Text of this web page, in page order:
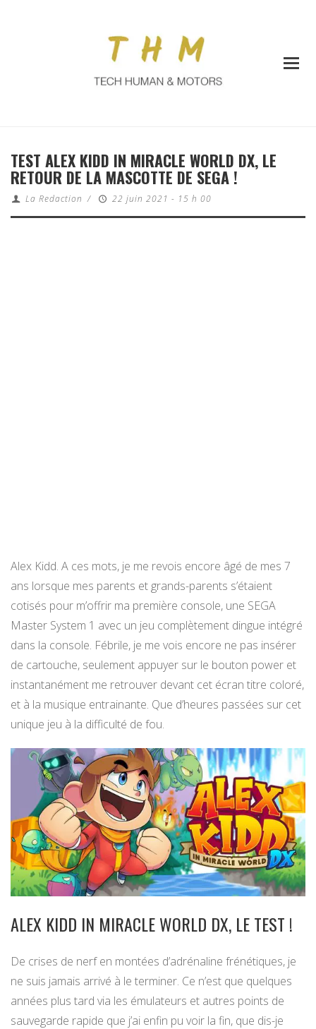
TEST ALEX KIDD IN MIRACLE WORLD DX, LE
RETOUR DE LA MASCOTTE DE SEGA !
La Redaction / 22 juin 2021 - 15 h 00
Alex Kidd. A ces mots, je me revois encore âgé de mes 7
ans lorsque mes parents et grands-parents s’étaient
cotisés pour m’offrir ma première console, une SEGA
Master System 1 avec un jeu complètement dingue intégré
dans la console. Fébrile, je me vois encore ne pas insérer
de cartouche, seulement appuyer sur le bouton power et
instantanément me retrouver devant cet écran titre coloré,
et à la musique entrainante. Que d’heures passées sur cet
unique jeu à la difficulté de fou.
ALEX KIDD IN MIRACLE WORLD DX, LE TEST !
De crises de nerf en montées d’adrénaline frénétiques, je
ne suis jamais arrivé à le terminer. Ce n’est que quelques
années plus tard via les émulateurs et autres points de
sauvegarde rapide que j’ai enfin pu voir la fin, que dis-je